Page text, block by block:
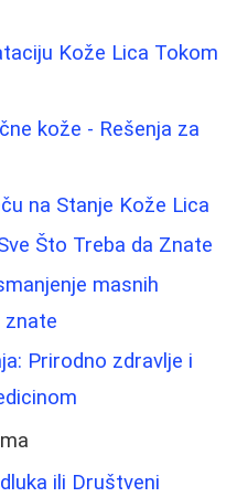
Kože Lica Tokom
kože - Rešenja za
na Stanje Kože Lica
Što Treba da Znate
masnih
znate
Prirodno zdravlje i
ili Društveni